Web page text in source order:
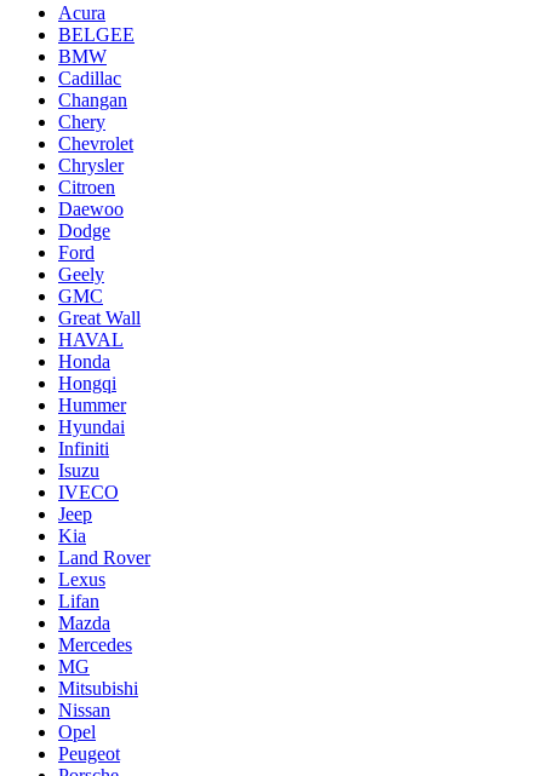
Acura
BELGEE
BMW
Cadillac
Changan
Chery
Chevrolet
Chrysler
Citroen
Daewoo
Dodge
Ford
Geely
GMC
Great Wall
HAVAL
Honda
Hongqi
Hummer
Hyundai
Infiniti
Isuzu
IVECO
Jeep
Kia
Land Rover
Lexus
Lifan
Mazda
Mercedes
MG
Mitsubishi
Nissan
Opel
Peugeot